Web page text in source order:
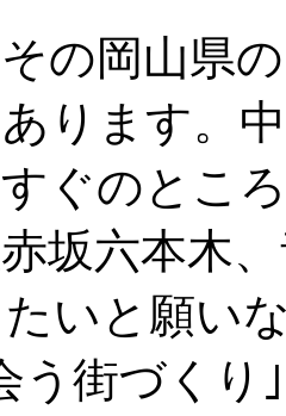
の岡山県
ります。
ぐのとこ
坂六本木
いと願い
う街づく